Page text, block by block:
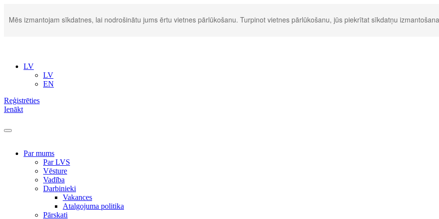
Mēs izmantojam sīkdatnes, lai nodrošinātu jums ērtu vietnes pārlūkošanu. Turpinot vietnes pārlūkošanu, jūs piekrītat sīkdatņu
LV
LV
EN
Reģistrēties
Ienākt
Par mums
Par LVS
Vēsture
Vadība
Darbinieki
Vakances
Atalgojuma politika
Pārskati